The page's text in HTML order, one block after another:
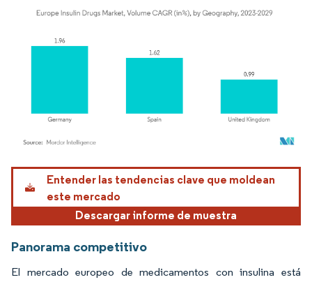
Imagen © Mordor Intelligence. El uso requiere atribución según CC BY 4.0.
Entender las tendencias clave que moldean
este mercado
Descargar informe de muestra
Panorama competitivo
El mercado europeo de medicamentos con insulina está